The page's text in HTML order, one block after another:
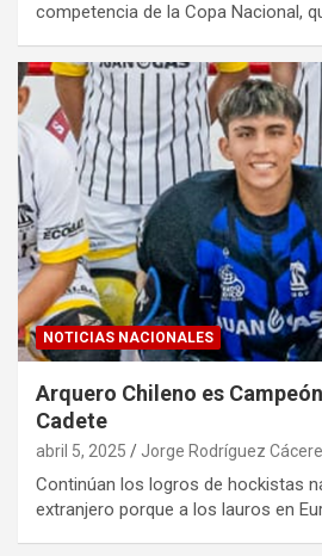
competencia de la Copa Nacional,
NOTICIAS NACIONALES
Arquero Chileno es
Cadete
abril 5, 2025 Jorge Rodríguez
Continúan los logros de hockistas
extranjero porque a los lauros en